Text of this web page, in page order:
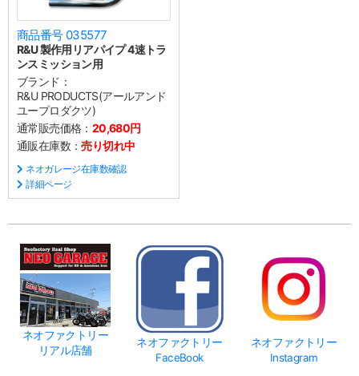
商品番号 035577
R&U 製作用リアパイプ 4速トラ
ンスミッション用
ブランド：
R&U PRODUCTS(アールアンド
ユープロダクツ)
通常販売価格： 20,680円
通販在庫数：売り切れ中
ネオガレージ在庫数確認
詳細ページ
ネオファクトリー
リアル店舗
ネオファクトリー
FaceBook
ネオファクトリー
Instagram